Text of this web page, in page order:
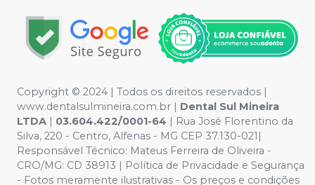
Copyright © 2024 | Todos os direitos reservados |
www.dentalsulmineira.com.br | Dental Sul Mineira
LTDA | 03.604.422/0001-64 | Rua José Florentino da
Silva, 220 - Centro, Alfenas - MG CEP 37.130-021|
Responsável Técnico: Mateus Ferreira de Oliveira -
CRO/MG: CD 38913 | Política de Privacidade e Segurança
- Fotos meramente ilustrativas - Os preços e condições